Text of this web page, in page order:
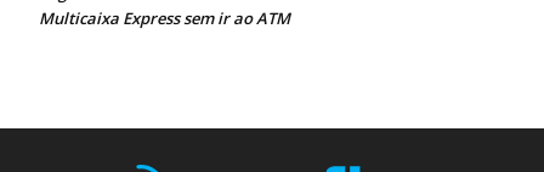
Multicaixa Express sem ir ao ATM